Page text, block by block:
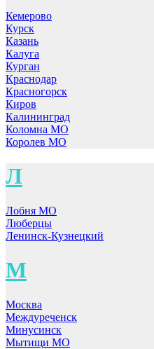
Кемерово
Курск
Казань
Калуга
Курган
Краснодар
Красногорск
Киров
Калининград
Коломна МО
Королев МО
Л
Лобня МО
Люберцы
Ленинск-Кузнецкий
М
Москва
Междуреченск
Минусинск
Мытищи МО